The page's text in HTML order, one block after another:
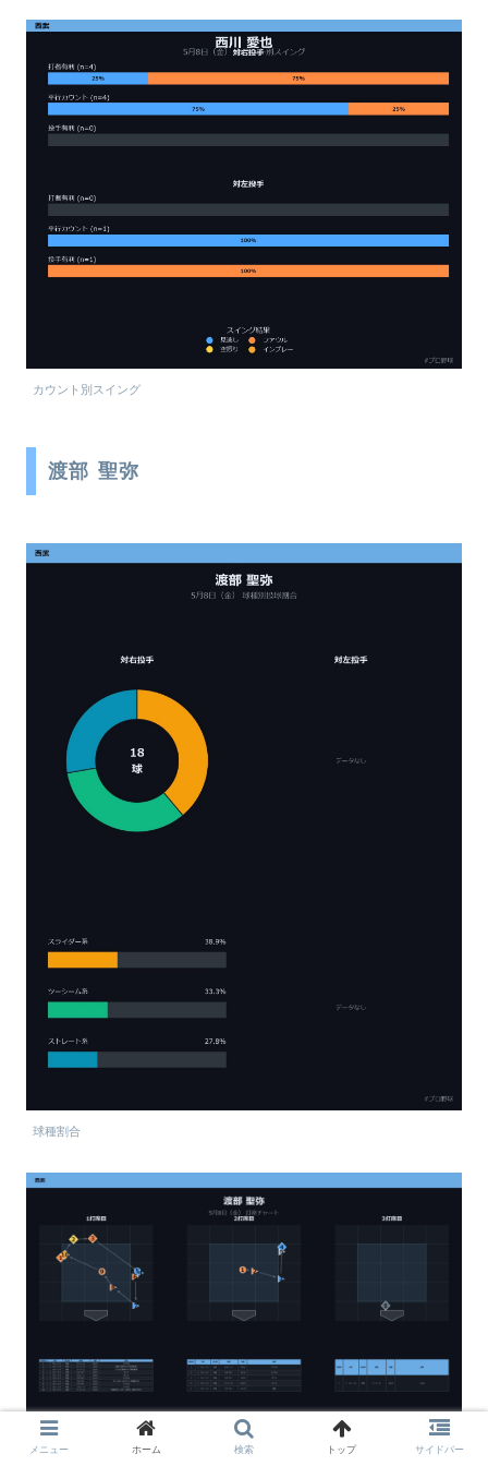
カウント別スイング
渡部 聖弥
球種割合
メニュー ホーム 検索 トップ サイドバー